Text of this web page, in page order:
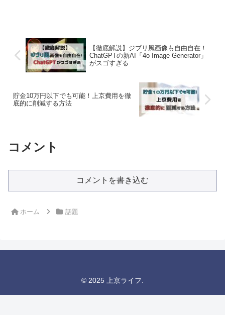
【徹底解説】ジブリ風画像も自由自在！
ChatGPTの新AI「4o Image Generator」
がスゴすぎる
貯金10万円以下でも可能！上京費用を徹
底的に削減する方法
コメント
コメントを書き込む
ホーム 話題
© 2025 上京ライフ.